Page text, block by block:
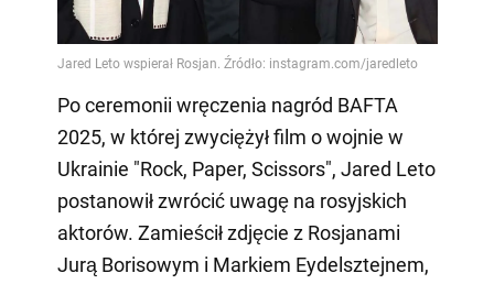
Po ceremonii wręczenia nagród BAFTA
2025, w której zwyciężył film o wojnie w
Ukrainie "Rock, Paper, Scissors", Jared Leto
postanowił zwrócić uwagę na rosyjskich
aktorów. Zamieścił zdjęcie z Rosjanami
Jurą Borisowym i Markiem Eydelsztejnem,